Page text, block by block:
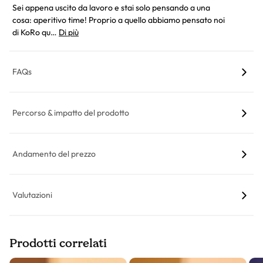
Sei appena uscito da lavoro e stai solo pensando a una
cosa: aperitivo time! Proprio a quello abbiamo pensato noi
di KoRo qu… Di più
FAQs
Percorso & impatto del prodotto
Andamento del prezzo
Valutazioni
Prodotti correlati
Slider prodotto